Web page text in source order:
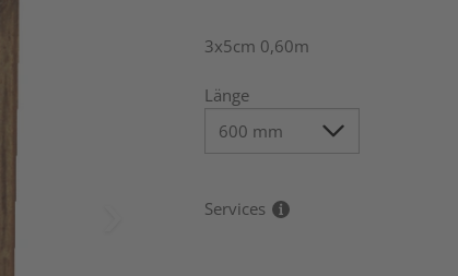
3x5cm 0,60m
Länge
Services